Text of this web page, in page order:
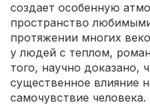
создает особенную
пространство
протяжении многих
у людей с теплом,
того, научно доказано,
существенное влияние
самочувствие